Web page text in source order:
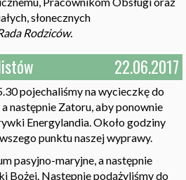
słonecznych
Rodziców.
22.06.2017
pojechaliśmy na wycieczkę do
następnie Zatoru, aby ponownie
Energylandia. Około godziny
punktu naszej wyprawy.
pasyjno-maryjne, a następnie
Bożej. Następnie podążyliśmy do